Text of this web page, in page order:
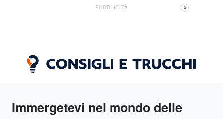
PUBBLICITÀ X
Immergetevi nel mondo delle